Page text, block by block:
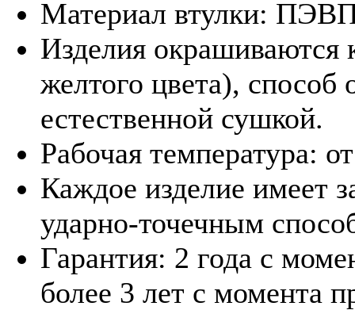
Материал втулки:
Изделия окрашиваются
желтого цвета), способ
естественной сушкой.
Рабочая температура:
Каждое изделие имеет
ударно-точечным
Гарантия: 2 года с
более 3 лет с момента